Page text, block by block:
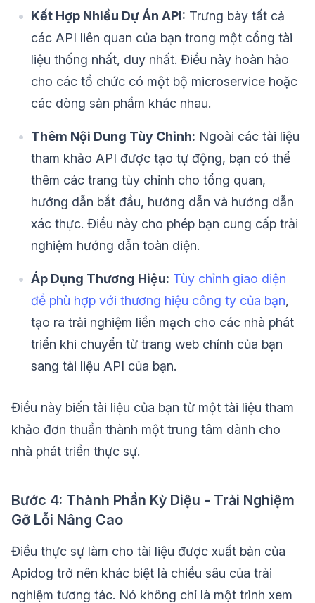
Kết Hợp Nhiều Dự Án API: Trưng bày tất cả
các API liên quan của bạn trong một cổng tài
liệu thống nhất, duy nhất. Điều này hoàn hảo
cho các tổ chức có một bộ microservice hoặc
các dòng sản phẩm khác nhau.
Thêm Nội Dung Tùy Chỉnh: Ngoài các tài liệu
tham khảo API được tạo tự động, bạn có thể
thêm các trang tùy chỉnh cho tổng quan,
hướng dẫn bắt đầu, hướng dẫn và hướng dẫn
xác thực. Điều này cho phép bạn cung cấp trải
nghiệm hướng dẫn toàn diện.
Áp Dụng Thương Hiệu: Tùy chỉnh giao diện
để phù hợp với thương hiệu công ty của bạn,
tạo ra trải nghiệm liền mạch cho các nhà phát
triển khi chuyển từ trang web chính của bạn
sang tài liệu API của bạn.
Điều này biến tài liệu của bạn từ một tài liệu tham
khảo đơn thuần thành một trung tâm dành cho
nhà phát triển thực sự.
Bước 4: Thành Phần Kỳ Diệu - Trải Nghiệm
Gỡ Lỗi Nâng Cao
Điều thực sự làm cho tài liệu được xuất bản của
Apidog trở nên khác biệt là chiều sâu của trải
nghiệm tương tác. Nó không chỉ là một trình xem